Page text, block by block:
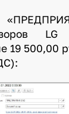
LG
19 500,00